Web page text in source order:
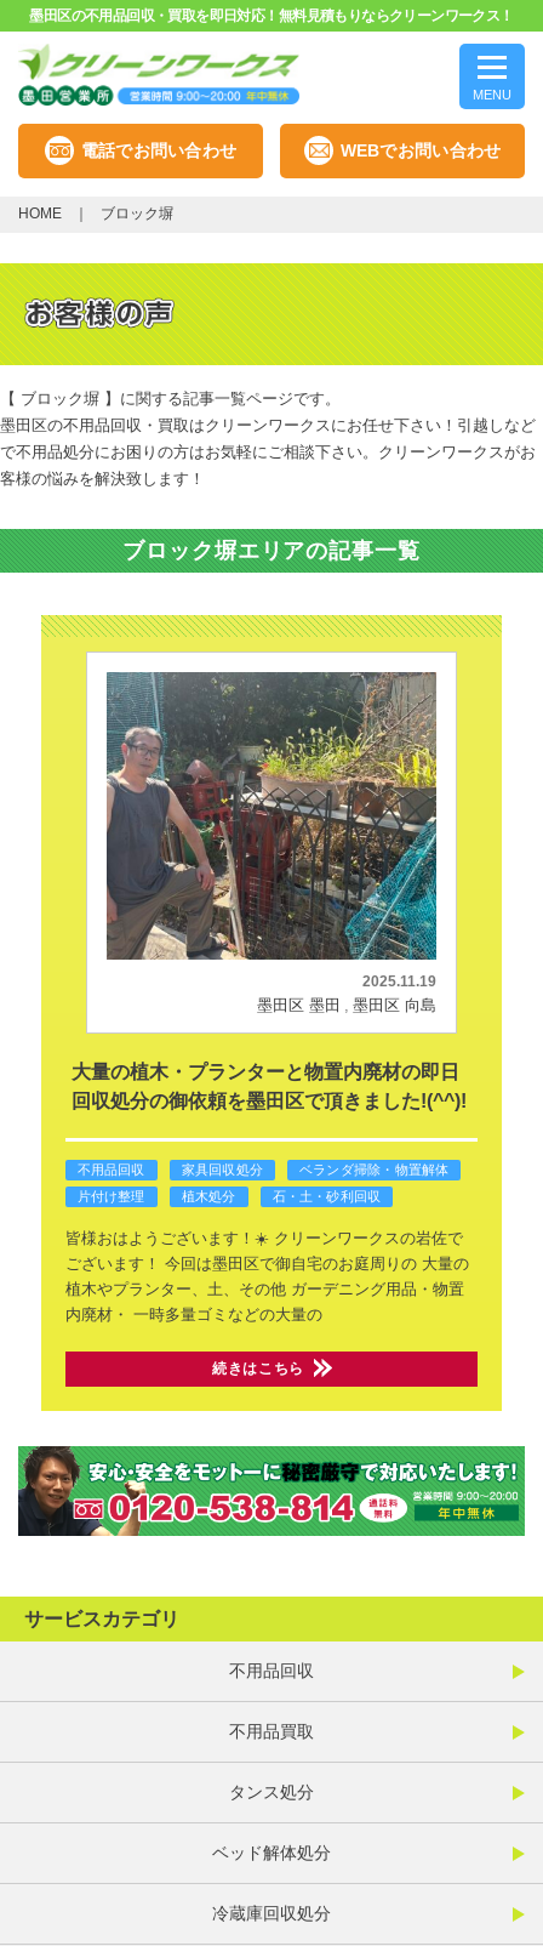
墨田区の不用品回収・買取を即日対応！無料見積もりならクリーンワークス！
MENU
電話でお問い合わせ WEBでお問い合わせ
HOME ブロック塀
【 ブロック塀 】に関する記事一覧ページです。
墨田区の不用品回収・買取はクリーンワークスにお任せ下さい！引越しなど
で不用品処分にお困りの方はお気軽にご相談下さい。クリーンワークスがお
客様の悩みを解決致します！
ブロック塀エリアの記事一覧
2025.11.19
墨田区 墨田 墨田区 向島
大量の植木・プランターと物置内廃材の即日
回収処分の御依頼を墨田区で頂きました!(^^)!
不用品回収 家具回収処分
ベランダ掃除・物置解体
片付け整理
植木処分 石・土・砂利回収
皆様おはようございます！☀️クリーンワークスの岩佐で
ございます！ 今回は墨田区で御自宅のお庭周りの大量の
植木やプランター、土、その他ガーデニング用品・物置
内廃材・ 一時多量ゴミなどの大量の
続きはこちら
サービスカテゴリ
不用品回収
不用品買取
タンス処分
ベッド解体処分
冷蔵庫回収処分